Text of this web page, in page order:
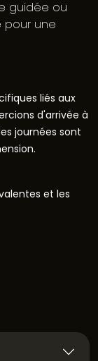
guidée ou
pour une
liés aux
d'arrivée à
journées sont
et les